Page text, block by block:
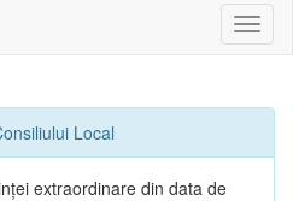
sau
Local
extraordinare din data de